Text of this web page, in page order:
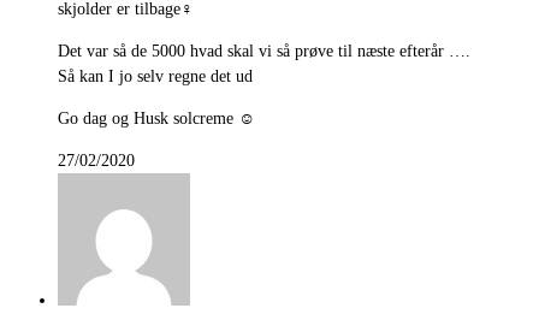
skjolder er tilbage‍♀️
Det var så de 5000 hvad skal vi så prøve til næste efterår ….
Så kan I jo selv regne det ud
Go dag og Husk solcreme ☺️
27/02/2020